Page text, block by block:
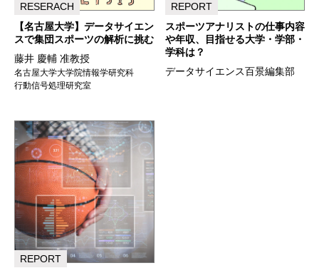
RESERACH
【名古屋大学】データサイエン
スで集団スポーツの解析に挑む
藤井 慶輔 准教授
名古屋大学大学院情報学研究科
行動信号処理研究室
REPORT
スポーツアナリストの仕事内容
や年収、目指せる大学・学部・
学科は？
データサイエンス百景編集部
REPORT